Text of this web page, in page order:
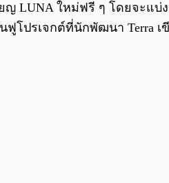
ญ LUNA ใหม่ฟรี ๆ โดยจะแ
โปรเจกต์ที่นักพัฒนา Terra เ